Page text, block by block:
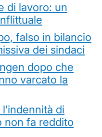
di lavoro: un
falso in bilancio
dei sindaci
dopo che
varcato la
di
non fa reddito